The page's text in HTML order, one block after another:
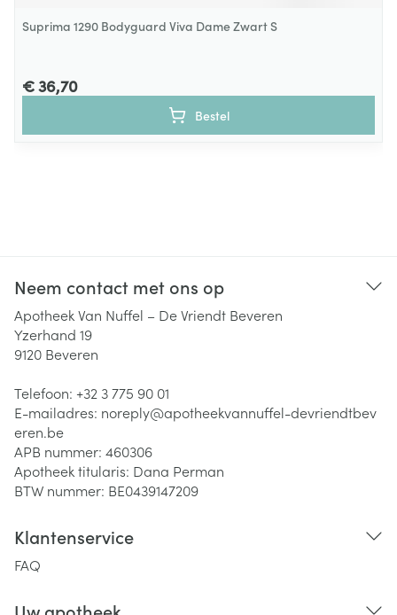
Suprima 1290 Bodyguard Viva Dame Zwart S
€ 36,70
Bestel
Neem contact met ons op
Apotheek Van Nuffel – De Vriendt Beveren
Yzerhand 19
9120 Beveren
Telefoon: +32 3 775 90 01
E-mailadres: noreply@apotheekvannuffel-devriendtbev
eren.be
APB nummer: 460306
Apotheek titularis: Dana Perman
BTW nummer: BE0439147209
Klantenservice
FAQ